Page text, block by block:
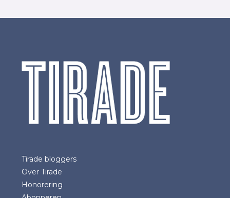
Tirade bloggers
Over Tirade
Honorering